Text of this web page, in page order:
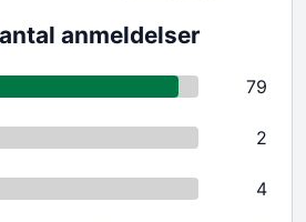
anmeldelser
79
2
4